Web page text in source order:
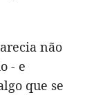
não
- e
que se